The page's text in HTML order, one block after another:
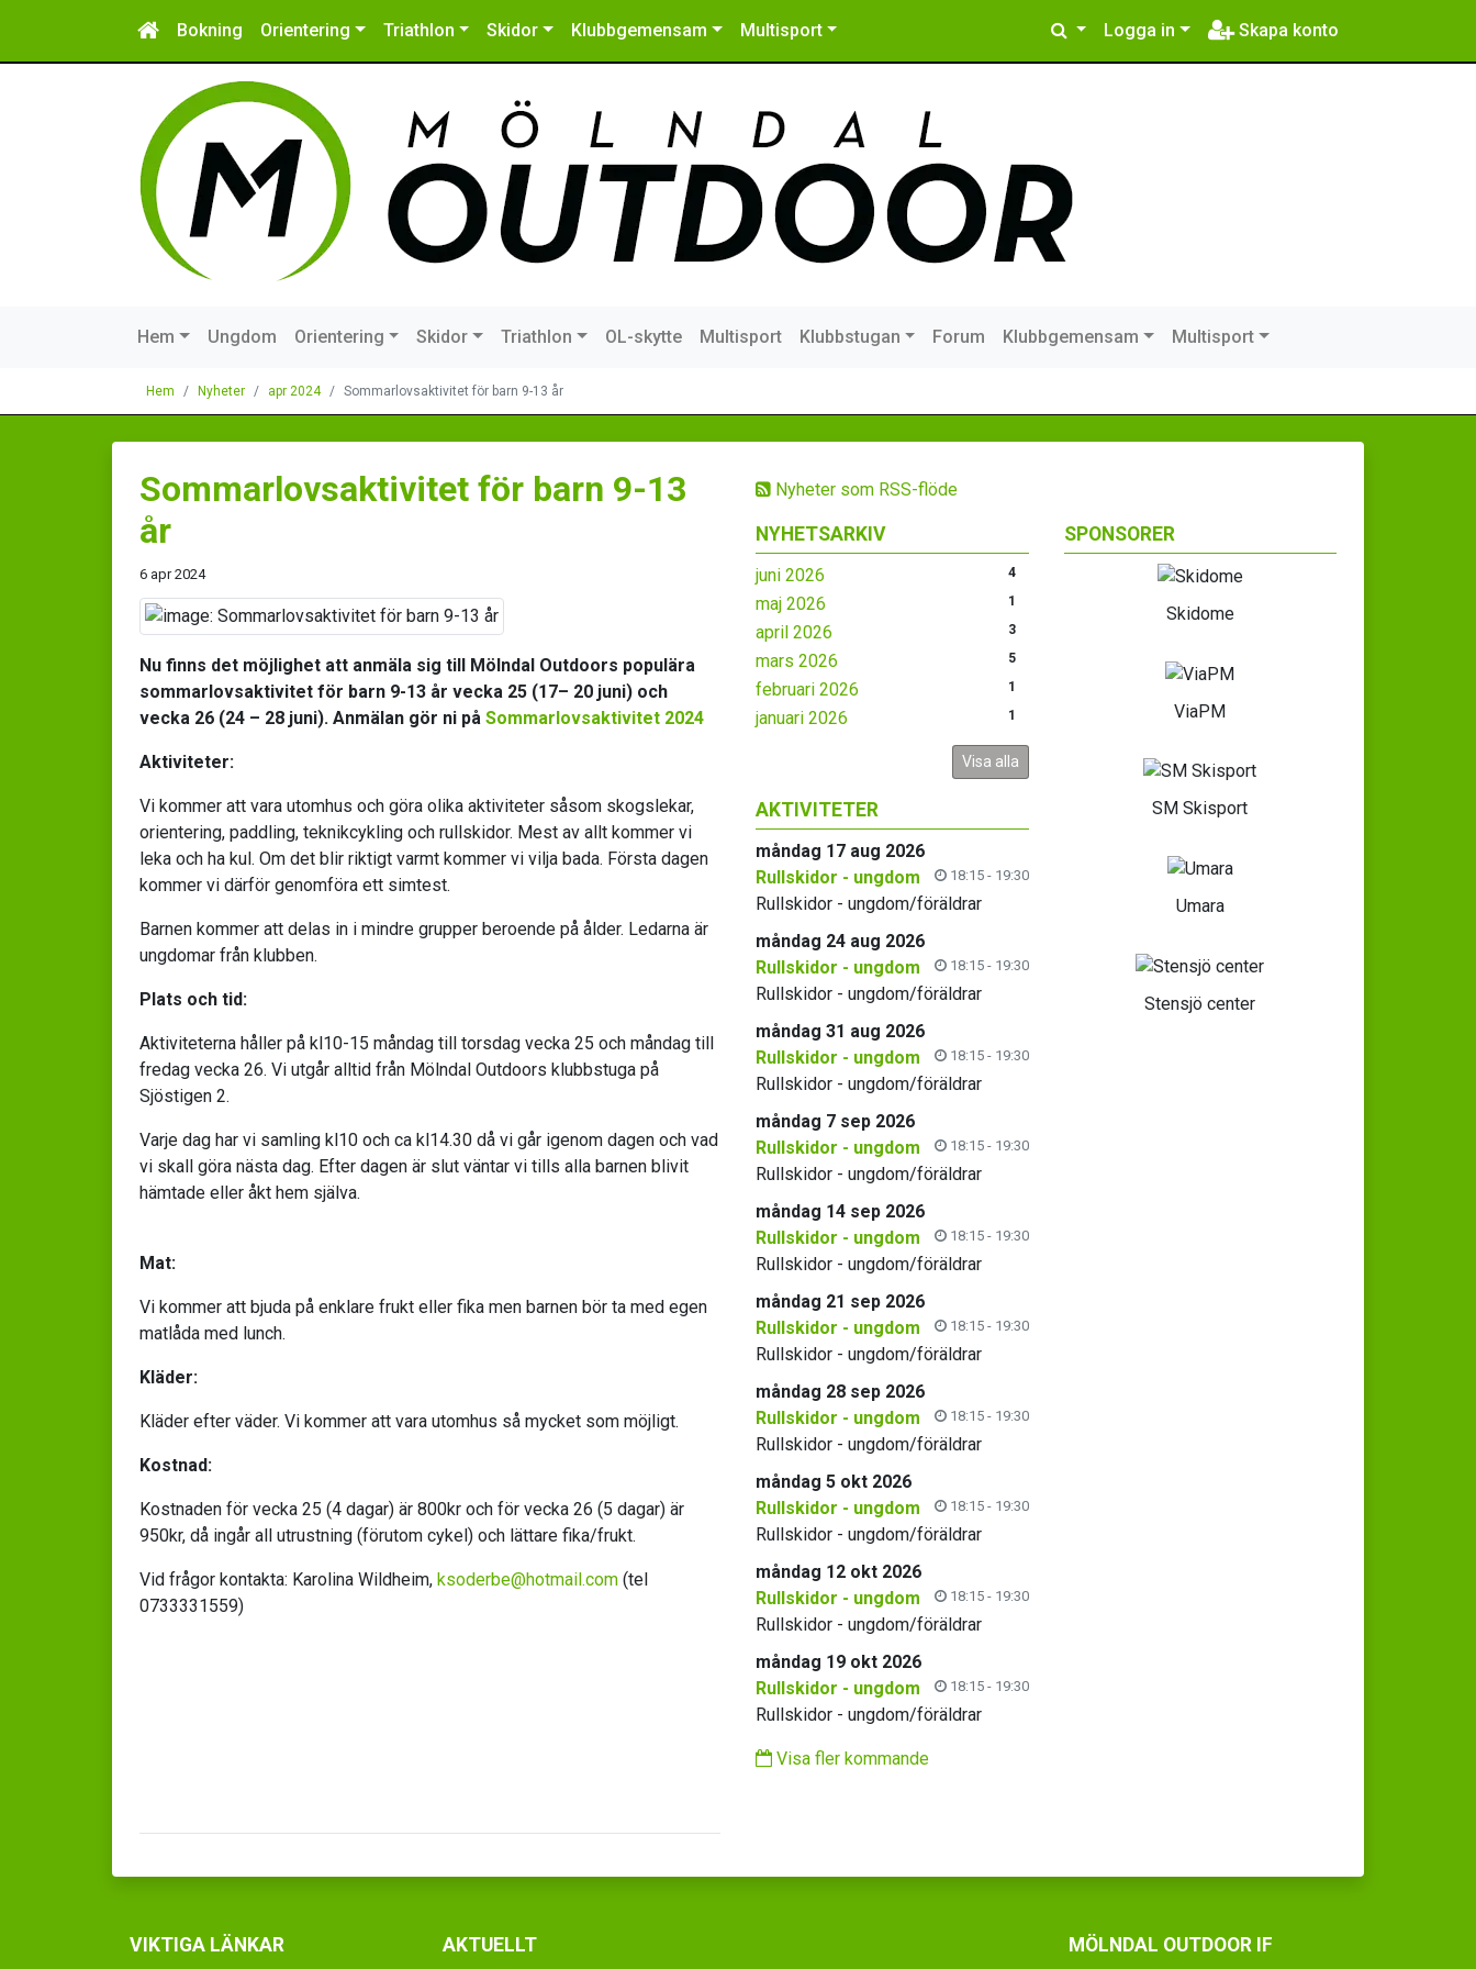
Bokning Orientering Triathlon Skidor Klubbgemensam Multisport Logga in Skapa konto
Hem Ungdom Orientering Skidor Triathlon OL-skytte Multisport Klubbstugan Forum Klubbgemensam Multisport
Hem Nyheter apr 2024 Sommarlovsaktivitet för barn 9-13 år
Nyheter som RSS-flöde
NYHETSARKIV
juni 2026 4
maj 2026 1
april 2026 3
mars 2026 5
februari 2026 1
januari 2026 1
Visa alla
AKTIVITETER
måndag 17 aug 2026
Rullskidor - ungdom
18:15 - 19:30
Rullskidor - ungdom/föräldrar
måndag 24 aug 2026
Rullskidor - ungdom
18:15 - 19:30
Rullskidor - ungdom/föräldrar
måndag 31 aug 2026
Rullskidor - ungdom
18:15 - 19:30
Rullskidor - ungdom/föräldrar
måndag 7 sep 2026
Rullskidor - ungdom
18:15 - 19:30
Rullskidor - ungdom/föräldrar
måndag 14 sep 2026
Rullskidor - ungdom
18:15 - 19:30
Rullskidor - ungdom/föräldrar
måndag 21 sep 2026
Rullskidor - ungdom
18:15 - 19:30
Rullskidor - ungdom/föräldrar
måndag 28 sep 2026
Rullskidor - ungdom
18:15 - 19:30
Rullskidor - ungdom/föräldrar
måndag 5 okt 2026
Rullskidor - ungdom
18:15 - 19:30
Rullskidor - ungdom/föräldrar
måndag 12 okt 2026
Rullskidor - ungdom
18:15 - 19:30
Rullskidor - ungdom/föräldrar
måndag 19 okt 2026
Rullskidor - ungdom
18:15 - 19:30
Rullskidor - ungdom/föräldrar
Visa fler kommande
Sommarlovsaktivitet för barn 9-13
år
6 apr 2024
Nu finns det möjlighet att anmäla sig till Mölndal Outdoors populära
sommarlovsaktivitet för barn 9-13 år vecka 25 (17– 20 juni) och
vecka 26 (24 – 28 juni). Anmälan gör ni på Sommarlovsaktivitet 2024
Aktiviteter:
Vi kommer att vara utomhus och göra olika aktiviteter såsom skogslekar,
orientering, paddling, teknikcykling och rullskidor. Mest av allt kommer vi
leka och ha kul. Om det blir riktigt varmt kommer vi vilja bada. Första dagen
kommer vi därför genomföra ett simtest.
Barnen kommer att delas in i mindre grupper beroende på ålder. Ledarna är
ungdomar från klubben.
Plats och tid:
Aktiviteterna håller på kl10-15 måndag till torsdag vecka 25 och måndag till
fredag vecka 26. Vi utgår alltid från Mölndal Outdoors klubbstuga på
Sjöstigen 2.
Varje dag har vi samling kl10 och ca kl14.30 då vi går igenom dagen och vad
vi skall göra nästa dag. Efter dagen är slut väntar vi tills alla barnen blivit
hämtade eller åkt hem själva.
Mat:
Vi kommer att bjuda på enklare frukt eller fika men barnen bör ta med egen
matlåda med lunch.
Kläder:
Kläder efter väder. Vi kommer att vara utomhus så mycket som möjligt.
Kostnad:
Kostnaden för vecka 25 (4 dagar) är 800kr och för vecka 26 (5 dagar) är
950kr, då ingår all utrustning (förutom cykel) och lättare fika/frukt.
Vid frågor kontakta: Karolina Wildheim, ksoderbe@hotmail.com (tel
0733331559)
SPONSORER
Skidome
ViaPM
SM Skisport
Umara
Stensjö center
VIKTIGA LÄNKAR AKTUELLT MÖLNDAL OUTDOOR IF